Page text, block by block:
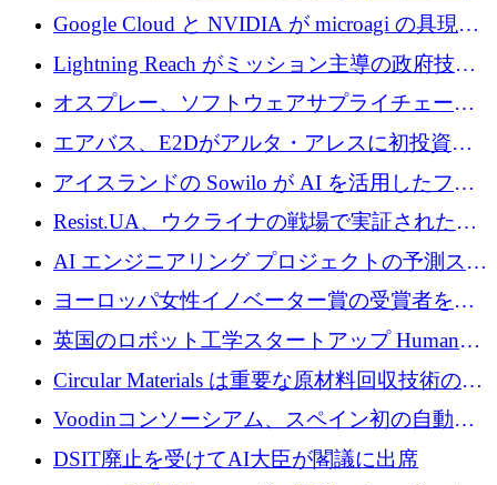
の新たな二次株式売却を確認
Google Cloud と NVIDIA が microagi の具現化
された AI の野望を推進
Lightning Reach がミッション主導の政府技術
グループとしてポートフォリオを拡大し ETG
に買収
オスプレー、ソフトウェアサプライチェーン
攻撃を阻止するために265万ドルを確保
エアバス、E2Dがアルタ・アレスに初投資、
欧州防衛技術ファンドに5億ユーロを拠出
アイスランドの Sowilo が AI を活用したファ
ッション製品インテリジェンス プラットフォ
ームを拡大するためにプレシードを調達
Resist.UA、ウクライナの戦場で実証された防
衛技術を拡大するために5,000万ユーロの欧州
基金を立ち上げる
AI エンジニアリング プロジェクトの予測スタ
ートアップ Cascade が a16z アクセラレータか
らの支援を獲得
ヨーロッパ女性イノベーター賞の受賞者を紹
介します
英国のロボット工学スタートアップ Humanoid
がシリーズ A 1 億 5,200 万ドルで評価額 13 億
5,000 万ドルに到達
Circular Materials は重要な原材料回収技術の拡
張に 1,180 万ユーロを確保
Voodinコンソーシアム、スペイン初の自動木
製ブレード工場の建設にEU補助金4,800万ユ
ーロを確保
DSIT廃止を受けてAI大臣が閣議に出席